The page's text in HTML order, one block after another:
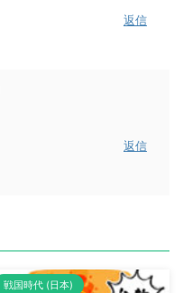
返信
返信
戦国時代 (日本)